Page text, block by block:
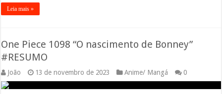
Leia mais »
One Piece 1098 “O nascimento de Bonney”
#RESUMO
João 13 de novembro de 2023 Anime/ Mangá 0